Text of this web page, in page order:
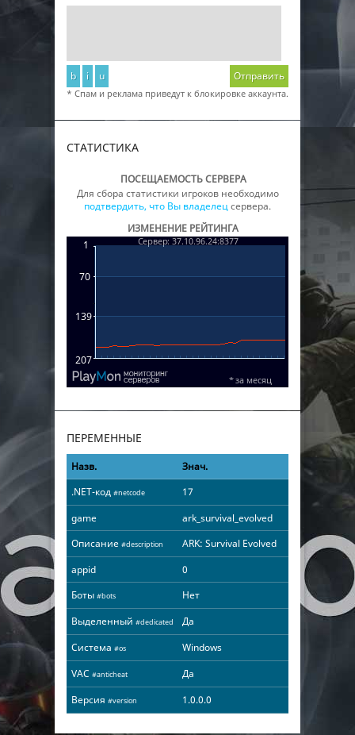
b i u Отправить
* Спам и реклама приведут к блокировке аккаунта.
СТАТИСТИКА
ПОСЕЩАЕМОСТЬ СЕРВЕРА
Для сбора статистики игроков необходимо
подтвердить, что Вы владелецсервера.
ИЗМЕНЕНИЕ РЕЙТИНГА
ПЕРЕМЕННЫЕ
Назв.
Знач.
.NET-код #netcode
17
game
ark_survival_evolved
Описание #description
ARK: Survival Evolved
appid
0
Боты #bots
Нет
Выделенный #dedicated
Да
Система #os
Windows
VAC #anticheat
Да
Версия #version 1.0.0.0